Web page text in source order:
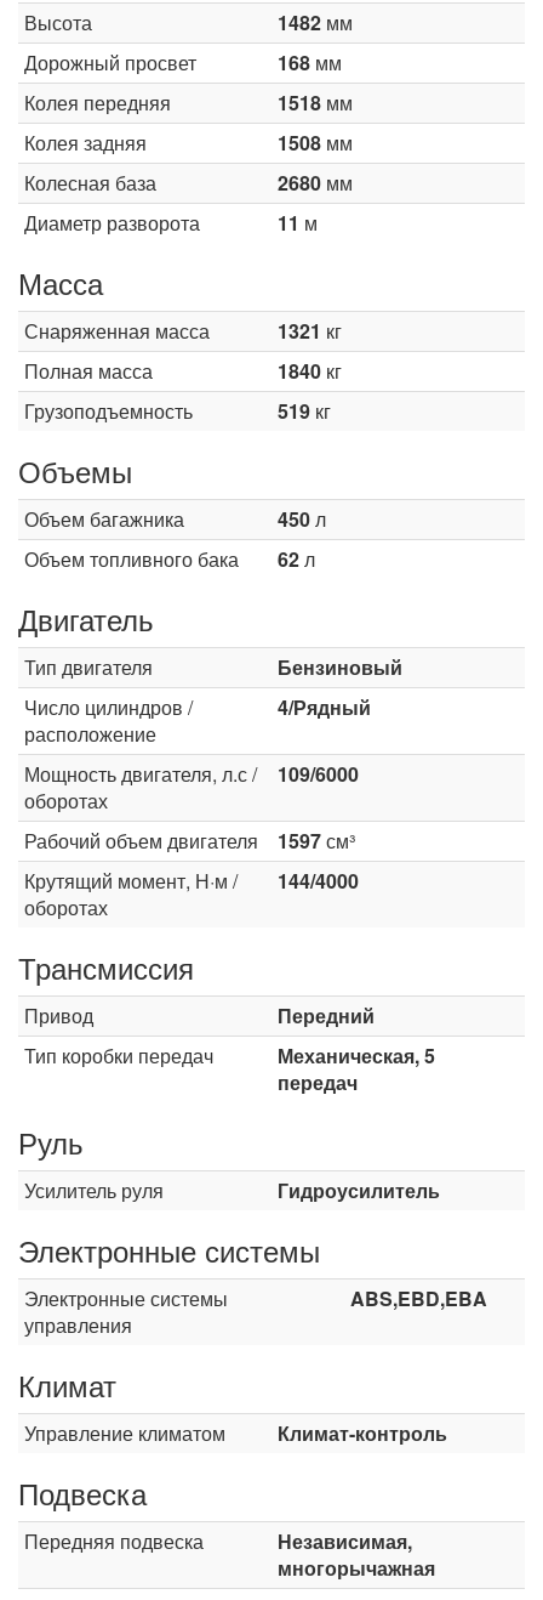
Высота
1482 мм
Дорожный просвет
168 мм
Колея передняя
1518 мм
Колея задняя
1508 мм
Колесная база
2680 мм
Диаметр разворота
11 м
Масса
Снаряженная масса 1321 кг
Полная масса
1840 кг
Грузоподъемность
519 кг
Объемы
Объем багажника 450л
Объем топливного бака
62л
Двигатель
Тип двигателя
Бензиновый
Число цилиндров /
расположение
4/Рядный
Мощность двигателя, л.с /
оборотах
109/6000
Рабочий объем двигателя 1597см³
Крутящий момент, Н·м /
оборотах
144/4000
Трансмиссия
Привод
Передний
Тип коробки передач
Механическая, 5
передач
Руль
Усилитель руля Гидроусилитель
Электронные системы
Электронные системы
управления
ABS,EBD,EBA
Климат
Управление климатом Климат-контроль
Подвеска
Передняя подвеска
Независимая,
многорычажная